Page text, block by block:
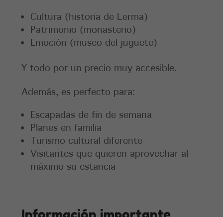
Cultura (historia de Lerma)
Patrimonio (monasterio)
Emoción (museo del juguete)
Y todo por un precio muy accesible.
Además, es perfecto para:
Escapadas de fin de semana
Planes en familia
Turismo cultural diferente
Visitantes que quieren aprovechar al
máximo su estancia